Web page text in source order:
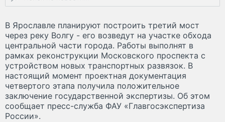
В Ярославле планируют построить третий мост
через реку Волгу - его возведут на участке обхода
центральной части города. Работы выполнят в
рамках реконструкции Московского проспекта с
устройством новых транспортных развязок. В
настоящий момент проектная документация
четвертого этапа получила положительное
заключение государственной экспертизы. Об этом
сообщает пресс-служба ФАУ «Главгосэкспертиза
России».